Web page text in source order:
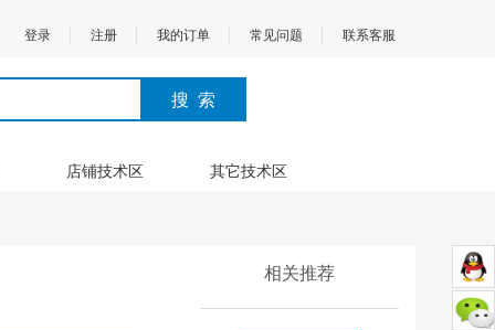
登录 注册 我的订单 常见问题 联系客服
店铺技术区 其它技术区
相关推荐